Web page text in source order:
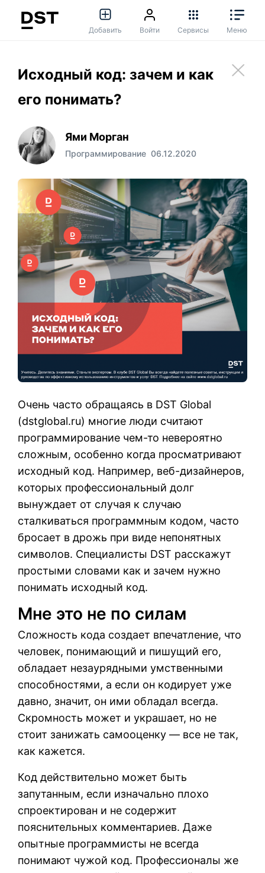
Добавить Войти Сервисы Меню
Исходный код: зачем и как
его понимать?
Ями Морган
Программирование 06.12.2020
Очень часто обращаясь в DST Global
(dstglobal.ru) многие люди считают
программирование чем-то невероятно
сложным, особенно когда просматривают
исходный код. Например, веб-дизайнеров,
которых профессиональный долг
вынуждает от случая к случаю
сталкиваться программным кодом, часто
бросает в дрожь при виде непонятных
символов. Специалисты DST расскажут
простыми словами как и зачем нужно
понимать исходный код.
Мне это не по силам
Сложность кода создает впечатление, что
человек, понимающий и пишущий его,
обладает незаурядными умственными
способностями, а если он кодирует уже
давно, значит, он ими обладал всегда.
Скромность может и украшает, но не
стоит занижать самооценку — все не так,
как кажется.
Код действительно может быть
запутанным, если изначально плохо
спроектирован и не содержит
пояснительных комментариев. Даже
опытные программисты не всегда
понимают чужой код. Профессионалы же